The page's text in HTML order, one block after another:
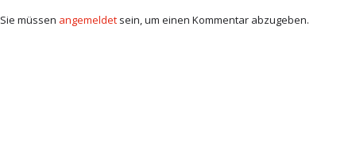
Sie müssen angemeldet sein, um einen Kommentar abzugeben.